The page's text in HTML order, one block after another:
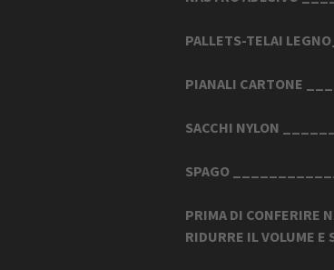
PALLETS-TELAI
PIANALI CARTONE
SACCHI NYLON
SPAGO
PRIMA DI CONFERIRE
RIDURRE IL VOLUME E